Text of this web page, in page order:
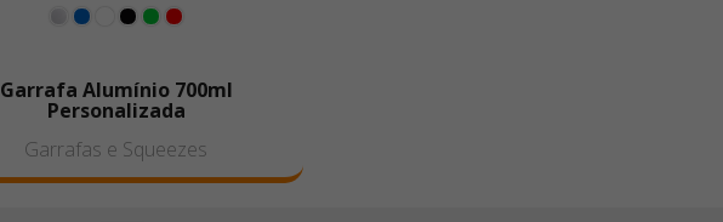
Garrafa Alumínio 700ml
Personalizada
Garrafas e Squeezes